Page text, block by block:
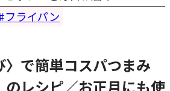
フライパン
〉で簡単コスパつまみ
のレシピ／お正月にも使